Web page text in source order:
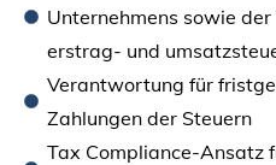
Unternehmens sowie
erstrag- und
Verantwortung für
Zahlungen der Steuern
Tax Compliance-Ansatz